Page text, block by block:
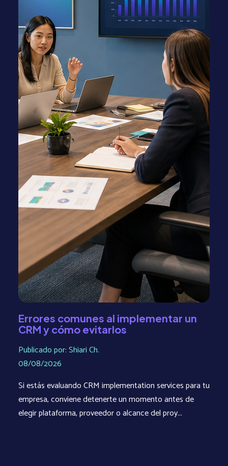
Errores comunes al implementar un
CRM y cómo evitarlos
Publicado por: Shiari Ch.
08/08/2026
Si estás evaluando CRM implementation services para tu
empresa, conviene detenerte un momento antes de
elegir plataforma, proveedor o alcance del proy...